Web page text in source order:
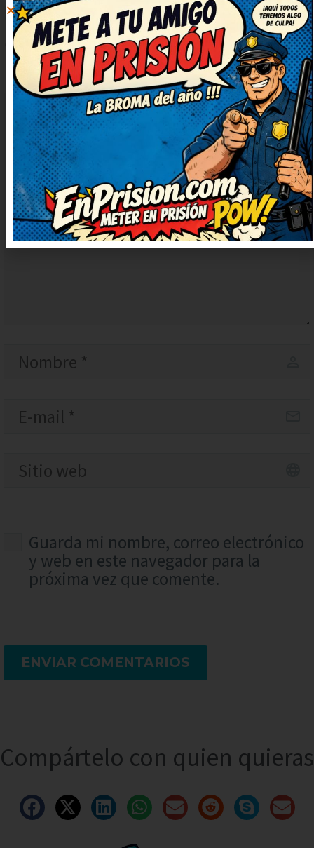
DEJARUN
COMENTARIO
Guarda mi nombre, correo electrónico
y web en este navegador para la
próxima vez que comente.
ENVIAR COMENTARIOS
Compártelo con quien quieras